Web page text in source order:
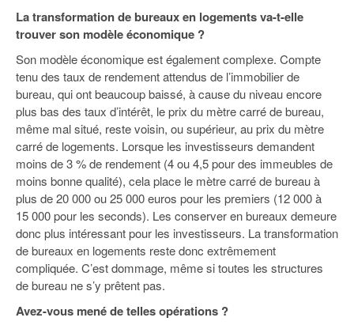
La transformation de bureaux en logements va-t-elle
trouver son modèle économique ?
Son modèle économique est également complexe. Compte
tenu des taux de rendement attendus de l’immobilier de
bureau, qui ont beaucoup baissé, à cause du niveau encore
plus bas des taux d’intérêt, le prix du mètre carré de bureau,
même mal situé, reste voisin, ou supérieur, au prix du mètre
carré de logements. Lorsque les investisseurs demandent
moins de 3 % de rendement (4 ou 4,5 pour des immeubles de
moins bonne qualité), cela place le mètre carré de bureau à
plus de 20 000 ou 25 000 euros pour les premiers (12 000 à
15 000 pour les seconds). Les conserver en bureaux demeure
donc plus intéressant pour les investisseurs. La transformation
de bureaux en logements reste donc extrêmement
compliquée. C’est dommage, même si toutes les structures
de bureau ne s’y prêtent pas.
Avez-vous mené de telles opérations ?